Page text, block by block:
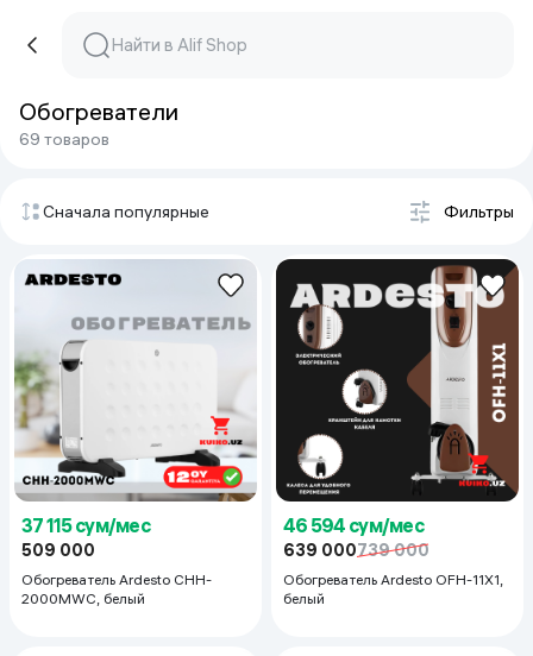
Обогреватели
69 товаров
Сначала популярные Фильтры
37 115 сум/мес
509 000
Обогреватель Ardesto CHH-
2000MWC, белый
46 594 сум/мес
639 000739 000
Обогреватель Ardesto OFH-11X1,
белый